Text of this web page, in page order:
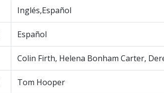
Inglés,Español
Español
Colin Firth, Helena Bonham Carter,
Tom Hooper